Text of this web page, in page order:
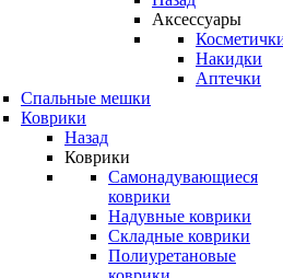
Аксессуары
Накидки
Аптечки
Спальные мешки
Коврики
Назад
Коврики
Самонадувающиеся
коврики
Надувные коврики
Складные коврики
Полиуретановые